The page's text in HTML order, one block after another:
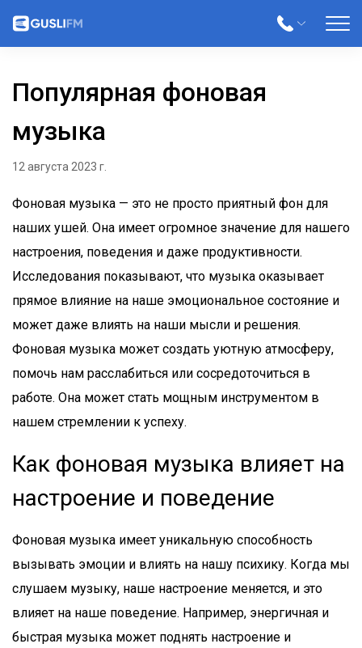
Популярная фоновая
музыка
12 августа 2023 г.
Фоновая музыка — это не просто приятный фон для
наших ушей. Она имеет огромное значение для нашего
настроения, поведения и даже продуктивности.
Исследования показывают, что музыка оказывает
прямое влияние на наше эмоциональное состояние и
может даже влиять на наши мысли и решения.
Фоновая музыка может создать уютную атмосферу,
помочь нам расслабиться или сосредоточиться в
работе. Она может стать мощным инструментом в
нашем стремлении к успеху.
Как фоновая музыка влияет на
настроение и поведение
Фоновая музыка имеет уникальную способность
вызывать эмоции и влиять на нашу психику. Когда мы
слушаем музыку, наше настроение меняется, и это
влияет на наше поведение. Например, энергичная и
быстрая музыка может поднять настроение и